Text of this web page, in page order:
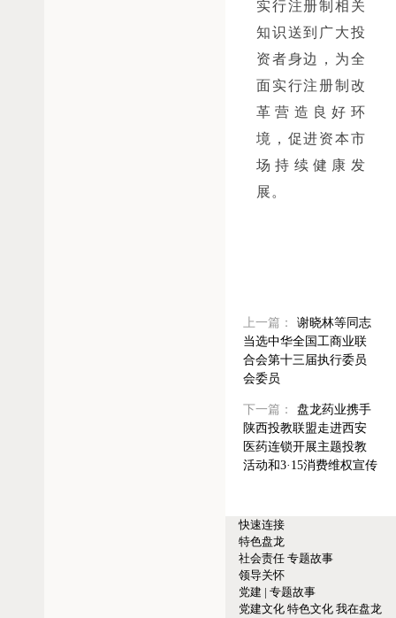
实行注册制相关
知识送到广大投
资者身边，为全
面实行注册制改
革营造良好环
境，促进资本市
场持续健康发
展。
上一篇：
谢晓林等同志
当选中华全国工商业联
合会第十三届执行委员
会委员
下一篇：
盘龙药业携手
陕西投教联盟走进西安
医药连锁开展主题投教
活动和3·15消费维权宣传
快速连接
特色盘龙
社会责任 专题故事
领导关怀
党建 | 专题故事
党建文化 特色文化 我在盘龙